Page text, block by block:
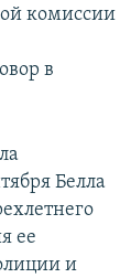
комиссии
в
Белла
ее
и